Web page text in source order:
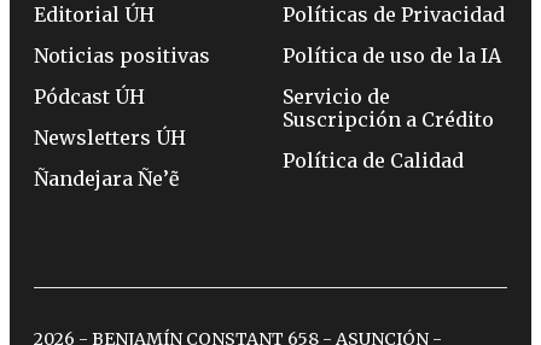
Editorial ÚH
Noticias positivas
Pódcast ÚH
Newsletters ÚH
Ñandejara Ñe’ẽ
Políticas de Privacidad
Política de uso de la IA
Servicio de
Suscripción a Crédito
Política de Calidad
2026 - BENJAMÍN CONSTANT 658 - ASUNCIÓN -